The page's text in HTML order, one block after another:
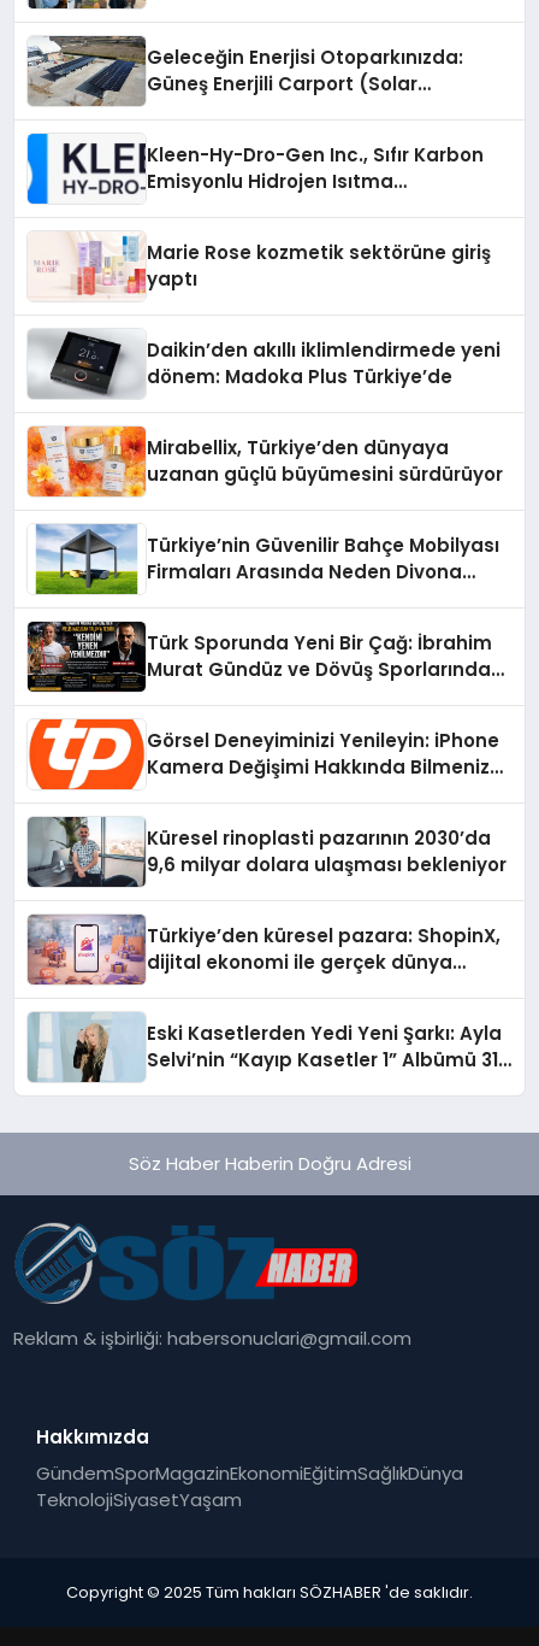
Geleceğin Enerjisi Otoparkınızda:
Güneş Enerjili Carport (Solar
Kleen-Hy-Dro-Gen Inc., Sıfır Karbon
Emisyonlu Hidrojen Isıtma
Marie Rose kozmetik sektörüne giriş
yaptı
Daikin’den akıllı iklimlendirmede yeni
dönem: Madoka Plus Türkiye’de
Mirabellix, Türkiye’den dünyaya
uzanan güçlü büyümesini sürdürüyor
Türkiye’nin Güvenilir Bahçe Mobilyası
Firmaları Arasında Neden Divona
Türk Sporunda Yeni Bir Çağ: İbrahim
Murat Gündüz ve Dövüş Sporlarında
Görsel Deneyiminizi Yenileyin: iPhone
Kamera Değişimi Hakkında Bilmeniz
Küresel rinoplasti pazarının 2030’da
9,6 milyar dolara ulaşması bekleniyor
Türkiye’den küresel pazara: ShopinX,
dijital ekonomi ile gerçek dünya
Eski Kasetlerden Yedi Yeni Şarkı: Ayla
Selvi’nin “Kayıp Kasetler 1” Albümü 31
Söz Haber Haberin Doğru Adresi
Reklam & işbirliği:habersonuclari@gmail.com
Hakkımızda
GündemSporMagazinEkonomiEğitimSağlıkDünya
TeknolojiSiyasetYaşam
Copyright © 2025 Tüm hakları SÖZHABER 'de saklıdır.